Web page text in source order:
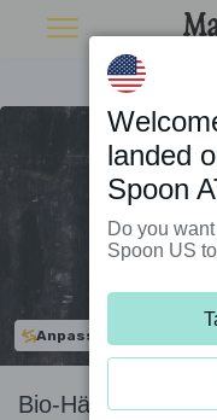
Anpassbar
Bio-Hähnchen mit
landed
Spoon
Do you
Spoon US